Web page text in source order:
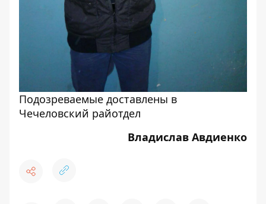
Подозреваемые доставлены в
Чечеловский райотдел
Владислав Авдиенко